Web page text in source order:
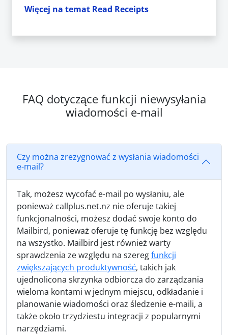
Więcej na temat Read Receipts
FAQ dotyczące funkcji niewysyłania
wiadomości e-mail
Czy można zrezygnować z wysłania wiadomości
e-mail?
Tak, możesz wycofać e-mail po wysłaniu, ale
ponieważ callplus.net.nz nie oferuje takiej
funkcjonalności, możesz dodać swoje konto do
Mailbird, ponieważ oferuje tę funkcję bez względu
na wszystko. Mailbird jest również warty
sprawdzenia ze względu na szeregfunkcji
zwiększających produktywność, takich jak
ujednolicona skrzynka odbiorcza do zarządzania
wieloma kontami w jednym miejscu, odkładanie i
planowanie wiadomości oraz śledzenie e-maili, a
także około trzydziestu integracji z popularnymi
narzędziami.